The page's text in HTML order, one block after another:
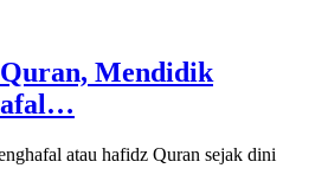
Mendidik
atau hafidz Quran sejak dini